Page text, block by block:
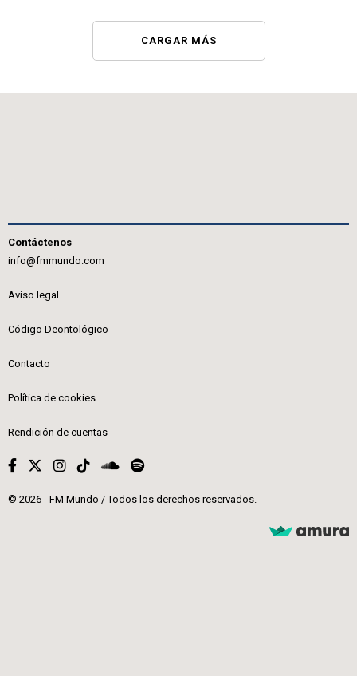
CARGAR MÁS
Contáctenos
info@fmmundo.com
Aviso legal
Código Deontológico
Contacto
Política de cookies
Rendición de cuentas
© 2026 - FM Mundo / Todos los derechos reservados.